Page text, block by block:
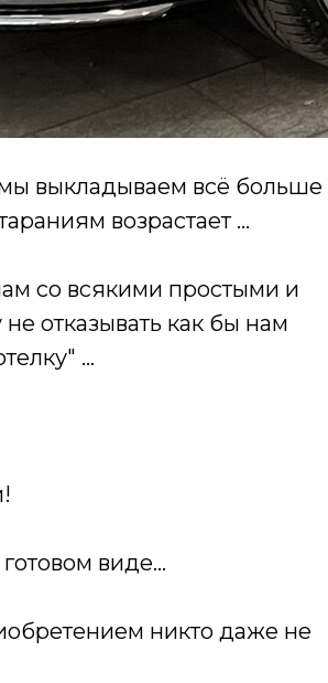
выкладываем всё больше
возрастает …
со всякими простыми и
отказывать как бы нам
…
виде…
никто даже не